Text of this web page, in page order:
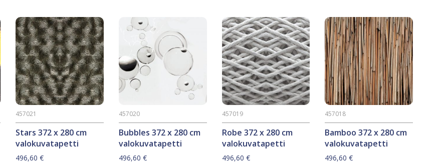
Stars 372 x 280 cm
valokuvatapetti
457021
496,60€
Bubbles 372 x 280 cm
valokuvatapetti
457020
496,60 €
Robe 372 x 280 cm
valokuvatapetti
457019
496,60 €
Bamboo 372 x 280 cm
valokuvatapetti
457018
496,60€